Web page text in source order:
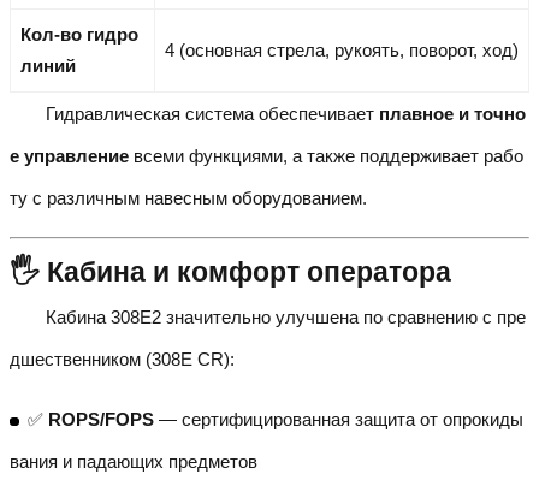
Кол-во гидро
линий
4 (основная стрела, рукоять, поворот, ход)
Гидравлическая система обеспечивает плавное и точно
е управление всеми функциями, а также поддерживает рабо
ту с различным навесным оборудованием.
🖐️ Кабина и комфорт оператора
Кабина 308E2 значительно улучшена по сравнению с пре
дшественником (308E CR):
✅ ROPS/FOPS — сертифицированная защита от опрокиды
вания и падающих предметов